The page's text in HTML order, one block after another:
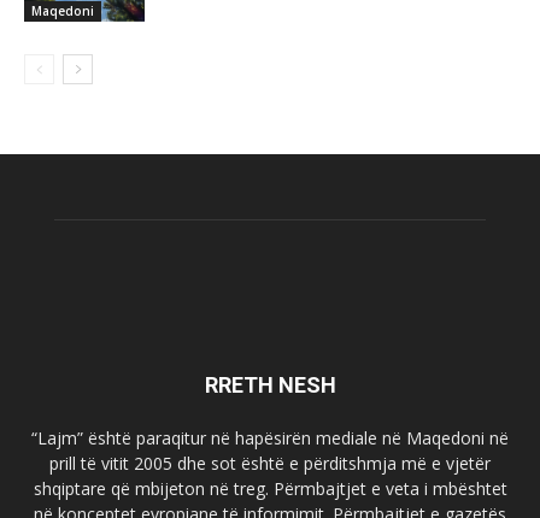
Maqedoni
RRETH NESH
“Lajm” është paraqitur në hapësirën mediale në Maqedoni në
prill të vitit 2005 dhe sot është e përditshmja më e vjetër
shqiptare që mbijeton në treg. Përmbajtjet e veta i mbështet